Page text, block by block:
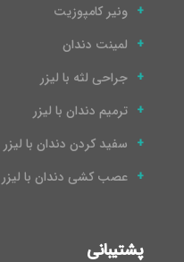
ونیر کامپوزیت
لمینت دندان
جراحی لثه با لیزر
ترمیم دندان با لیزر
سفید کردن دندان با لیزر
عصب کشی دندان با لیزر
پشتیبانی